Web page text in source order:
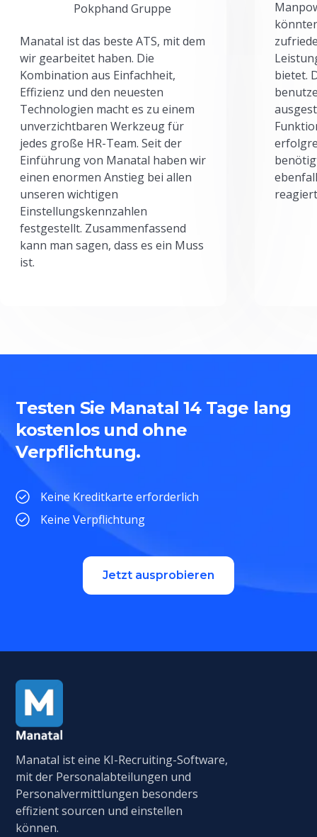
Pokphand Gruppe
Manatal ist das beste ATS, mit dem
wir gearbeitet haben. Die
Kombination aus Einfachheit,
Effizienz und den neuesten
Technologien macht es zu einem
unverzichtbaren Werkzeug für
jedes große HR-Team. Seit der
Einführung von Manatal haben wir
einen enormen Anstieg bei allen
unseren wichtigen
Einstellungskennzahlen
festgestellt. Zusammenfassend
kann man sagen, dass es ein Muss
ist.
bietet.
Testen Sie Manatal 14 Tage lang
kostenlos und ohne
Verpflichtung.
Keine Kreditkarte erforderlich
Keine Verpflichtung
Jetzt ausprobieren
Manatal ist eine KI-Recruiting-Software,
mit der Personalabteilungen und
Personalvermittlungen besonders
effizient sourcen und einstellen
können.